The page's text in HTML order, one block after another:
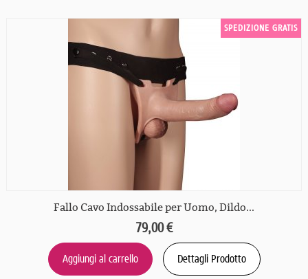
SPEDIZIONE GRATIS
Fallo Cavo Indossabile per Uomo, Dildo...
79,00 €
Aggiungi al carrello Dettagli Prodotto